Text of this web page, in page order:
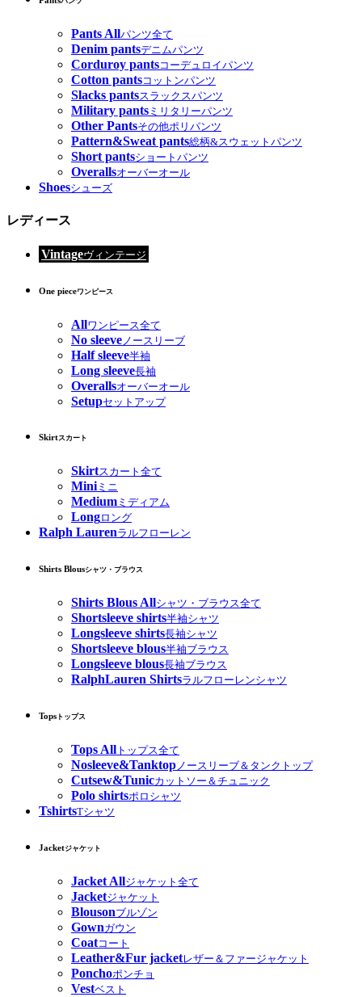
Pants Allパンツ全て
Denim pantsデニムパンツ
Corduroy pantsコーデュロイパンツ
Cotton pantsコットンパンツ
Slacks pantsスラックスパンツ
Military pants ミリタリーパンツ
Other Pantsその他ポリパンツ
Pattern&Sweat pants総柄&スウェットパンツ
Short pantsショートパンツ
Overallsオーバーオール
Shoesシューズ
レディース
Vintageヴィンテージ
One pieceワンピース
Allワンピース全て
No sleeve ノースリーブ
Half sleeve半袖
Long sleeve長袖
Overallsオーバーオール
Setupセットアップ
Skirtスカート
Skirtスカート全て
Miniミニ
Medium ミディアム
Longロング
Ralph Laurenラルフローレン
Shirts Blousシャツ・ブラウス
Shirts Blous Allシャツ・ブラウス全て
Shortsleeve shirts半袖シャツ
Longsleeve shirts長袖シャツ
Shortsleeve blous半袖ブラウス
Longsleeve blous長袖ブラウス
RalphLauren Shirtsラルフローレンシャツ
Tops トップス
Tops All トップス全て
Nosleeve&Tanktopノースリーブ＆タンクトップ
Cutsew&Tunicカットソー＆チュニック
Polo shirtsポロシャツ
TshirtsTシャツ
Jacketジャケット
Jacket Allジャケット全て
Jacketジャケット
Blousonブルゾン
Gownガウン
Coatコート
Leather&Fur jacketレザー＆ファージャケット
Ponchoポンチョ
Vestベスト